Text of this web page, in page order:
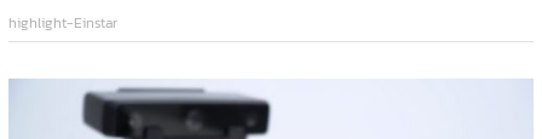
highlight-Einstar